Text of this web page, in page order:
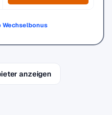
anzeigen